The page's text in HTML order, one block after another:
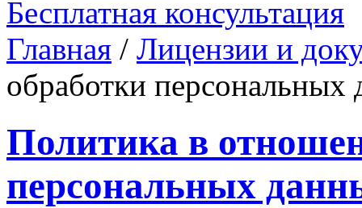
Бесплатная консультация
Главная / Лицензии и
обработки персональных
Политика в
персональных